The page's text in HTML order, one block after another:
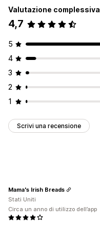
Valutazione complessiva
4,7
5
4
3
2
1
Scrivi una recensione
Mama's Irish Breads
Stati Uniti
Circa un anno di utilizzo dell’app